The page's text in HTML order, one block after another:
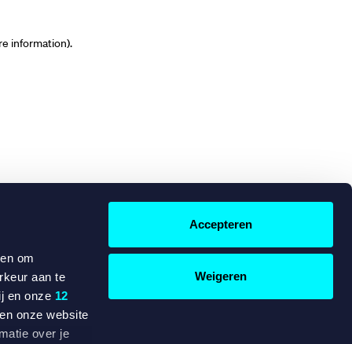
om
aan te
en onze 12
onze website
over je
Accepteren
Weigeren
information).